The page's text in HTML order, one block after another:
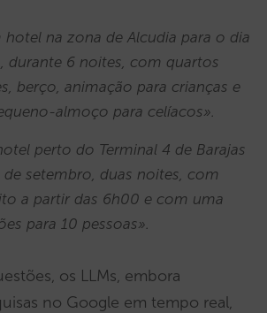
hotel na zona de Alcudia para o dia
durante 6 noites, com quartos
berço, animação para crianças e
almoço para celíacos».
perto do Terminal 4 de Barajas
de setembro, duas noites, com
a partir das 6h00 e com uma
para 10 pessoas».
os LLMs, embora
no Google em tempo real,